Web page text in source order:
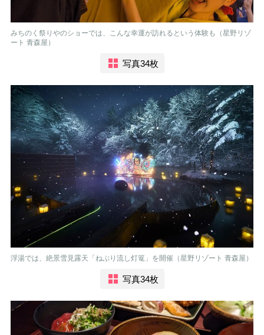
みちのく祭りやのショーでは、こんな幸運が訪れるという体験も（星野リゾ
ート 青森屋）
写真34枚
浮湯では、絶景雪見露天「ねぶり流し灯篭」を開催（星野リゾート 青森屋）
写真34枚